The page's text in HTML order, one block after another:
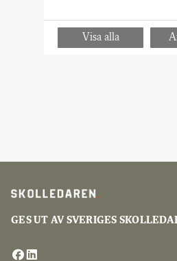
GES UT AV SVERIGES